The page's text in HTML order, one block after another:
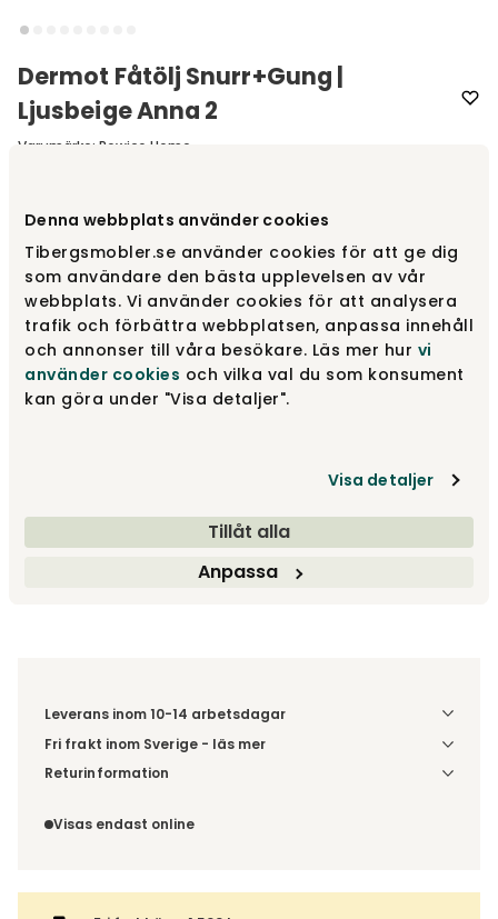
Denna webbplats använder cookies
Tibergsmobler.se använder cookies för att ge dig
som användare den bästa upplevelsen av vår
webbplats. Vi använder cookies för att analysera
trafik och förbättra webbplatsen, anpassa innehåll
och annonser till våra besökare. Läs mer hur vi
använder cookies och vilka val du som konsument
kan göra under "Visa detaljer".
Visa detaljer
Tillåt alla
Anpassa
Dermot Fåtölj Snurr+Gung |
Ljusbeige Anna 2
Varumärke: Rowico Home
Välj typ av ben Fåtölj med snurr- och gungfunktion
Fåtölj med snurr- och gungfunktion
Fåtölj med fasta ben 7 985 kr
Lägg i varukorg
Leverans inom 10-14 arbetsdagar
Fri frakt inom Sverige - läs mer
Denna vara skickas till din port/tomtgräns. Innan leverans
ordern tillsammans.
Returinformation
order, enligtdistansavtalslagen.
Visas endast online